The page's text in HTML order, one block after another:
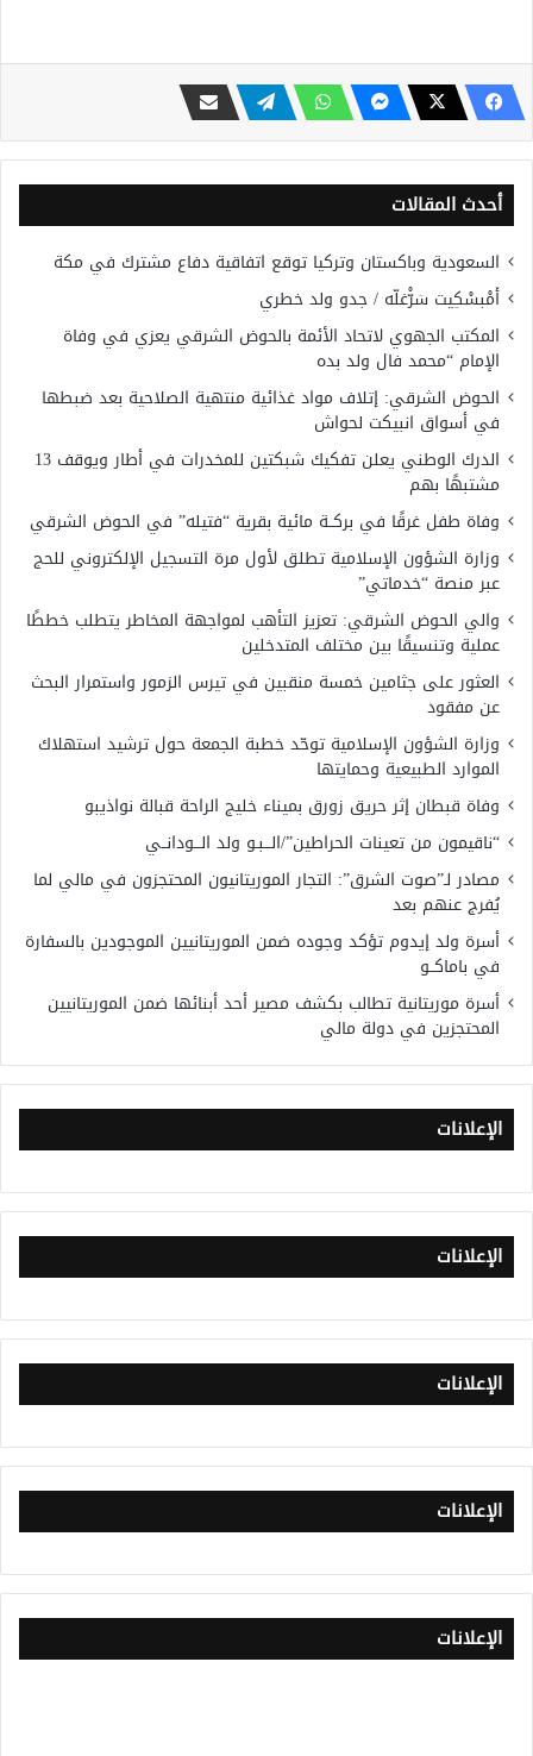
أحدث المقالات
السعودية وباكستان وتركيا توقع اتفاقية دفاع مشترك في مكة
أَمْبسْكِيت سَرّْغلّه / جدو ولد خطري
المكتب الجهوي لاتحاد الأئمة بالحوض الشرقي يعزي في وفاة
الإمام “محمد فال ولد بده
الحوض الشرقي: إتلاف مواد غذائية منتهية الصلاحية بعد ضبطها
في أسواق انبيكت لحواش
الدرك الوطني يعلن تفكيك شبكتين للمخدرات في أطار ويوقف 13
مشتبهًا بهم
وفاة طفل غرقًا في بركــة مائية بقرية “فتيله” في الحوض الشرقي
وزارة الشؤون الإسلامية تطلق لأول مرة التسجيل الإلكتروني للحج
عبر منصة “خدماتي”
والي الحوض الشرقي: تعزيز التأهب لمواجهة المخاطر يتطلب خططًا
عملية وتنسيقًا بين مختلف المتدخلين
العثور على جثامين خمسة منقبين في تيرس الزمور واستمرار البحث
عن مفقود
وزارة الشؤون الإسلامية توحّد خطبة الجمعة حول ترشيد استهلاك
الموارد الطبيعية وحمايتها
وفاة قبطان إثر حريق زورق بميناء خليج الراحة قبالة نواذيبو
“ناقيمون من تعينات الحراطين”/الـــبـو ولد الـــودانــي
مصادر لـ”صوت الشرق”: التجار الموريتانيون المحتجزون في مالي لما
يُفرج عنهم بعد
أسرة ولد إيدوم تؤكد وجوده ضمن الموريتانيين الموجودين بالسفارة
في باماكــو
أسرة موريتانية تطالب بكشف مصير أحد أبنائها ضمن الموريتانيين
المحتجزين في دولة مالي
الإعلانات
الإعلانات
الإعلانات
الإعلانات
الإعلانات